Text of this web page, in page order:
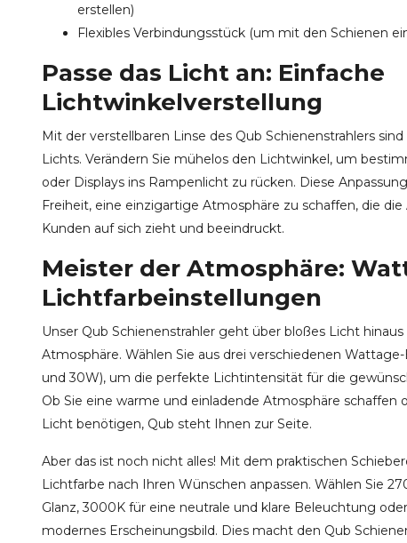
erstellen)
Flexibles Verbindungsstück (um mit den Schienen
Passe das Licht an: Einfache
Lichtwinkelverstellung
Mit der verstellbaren Linse des Qub Schienenstrahlers
Lichts. Verändern Sie mühelos den Lichtwinkel, um
oder Displays ins Rampenlicht zu rücken. Diese
Freiheit, eine einzigartige Atmosphäre zu schaffen, die
Kunden auf sich zieht und beeindruckt.
Meister der Atmosphäre:
Lichtfarbeinstellungen
Unser Qub Schienenstrahler geht über bloßes Licht
Atmosphäre. Wählen Sie aus drei verschiedenen
und 30W), um die perfekte Lichtintensität für die
Ob Sie eine warme und einladende Atmosphäre schaffen
Licht benötigen, Qub steht Ihnen zur Seite.
Aber das ist noch nicht alles! Mit dem praktischen
Lichtfarbe nach Ihren Wünschen anpassen. Wählen Sie
Glanz, 3000K für eine neutrale und klare Beleuchtung
modernes Erscheinungsbild. Dies macht den Qub